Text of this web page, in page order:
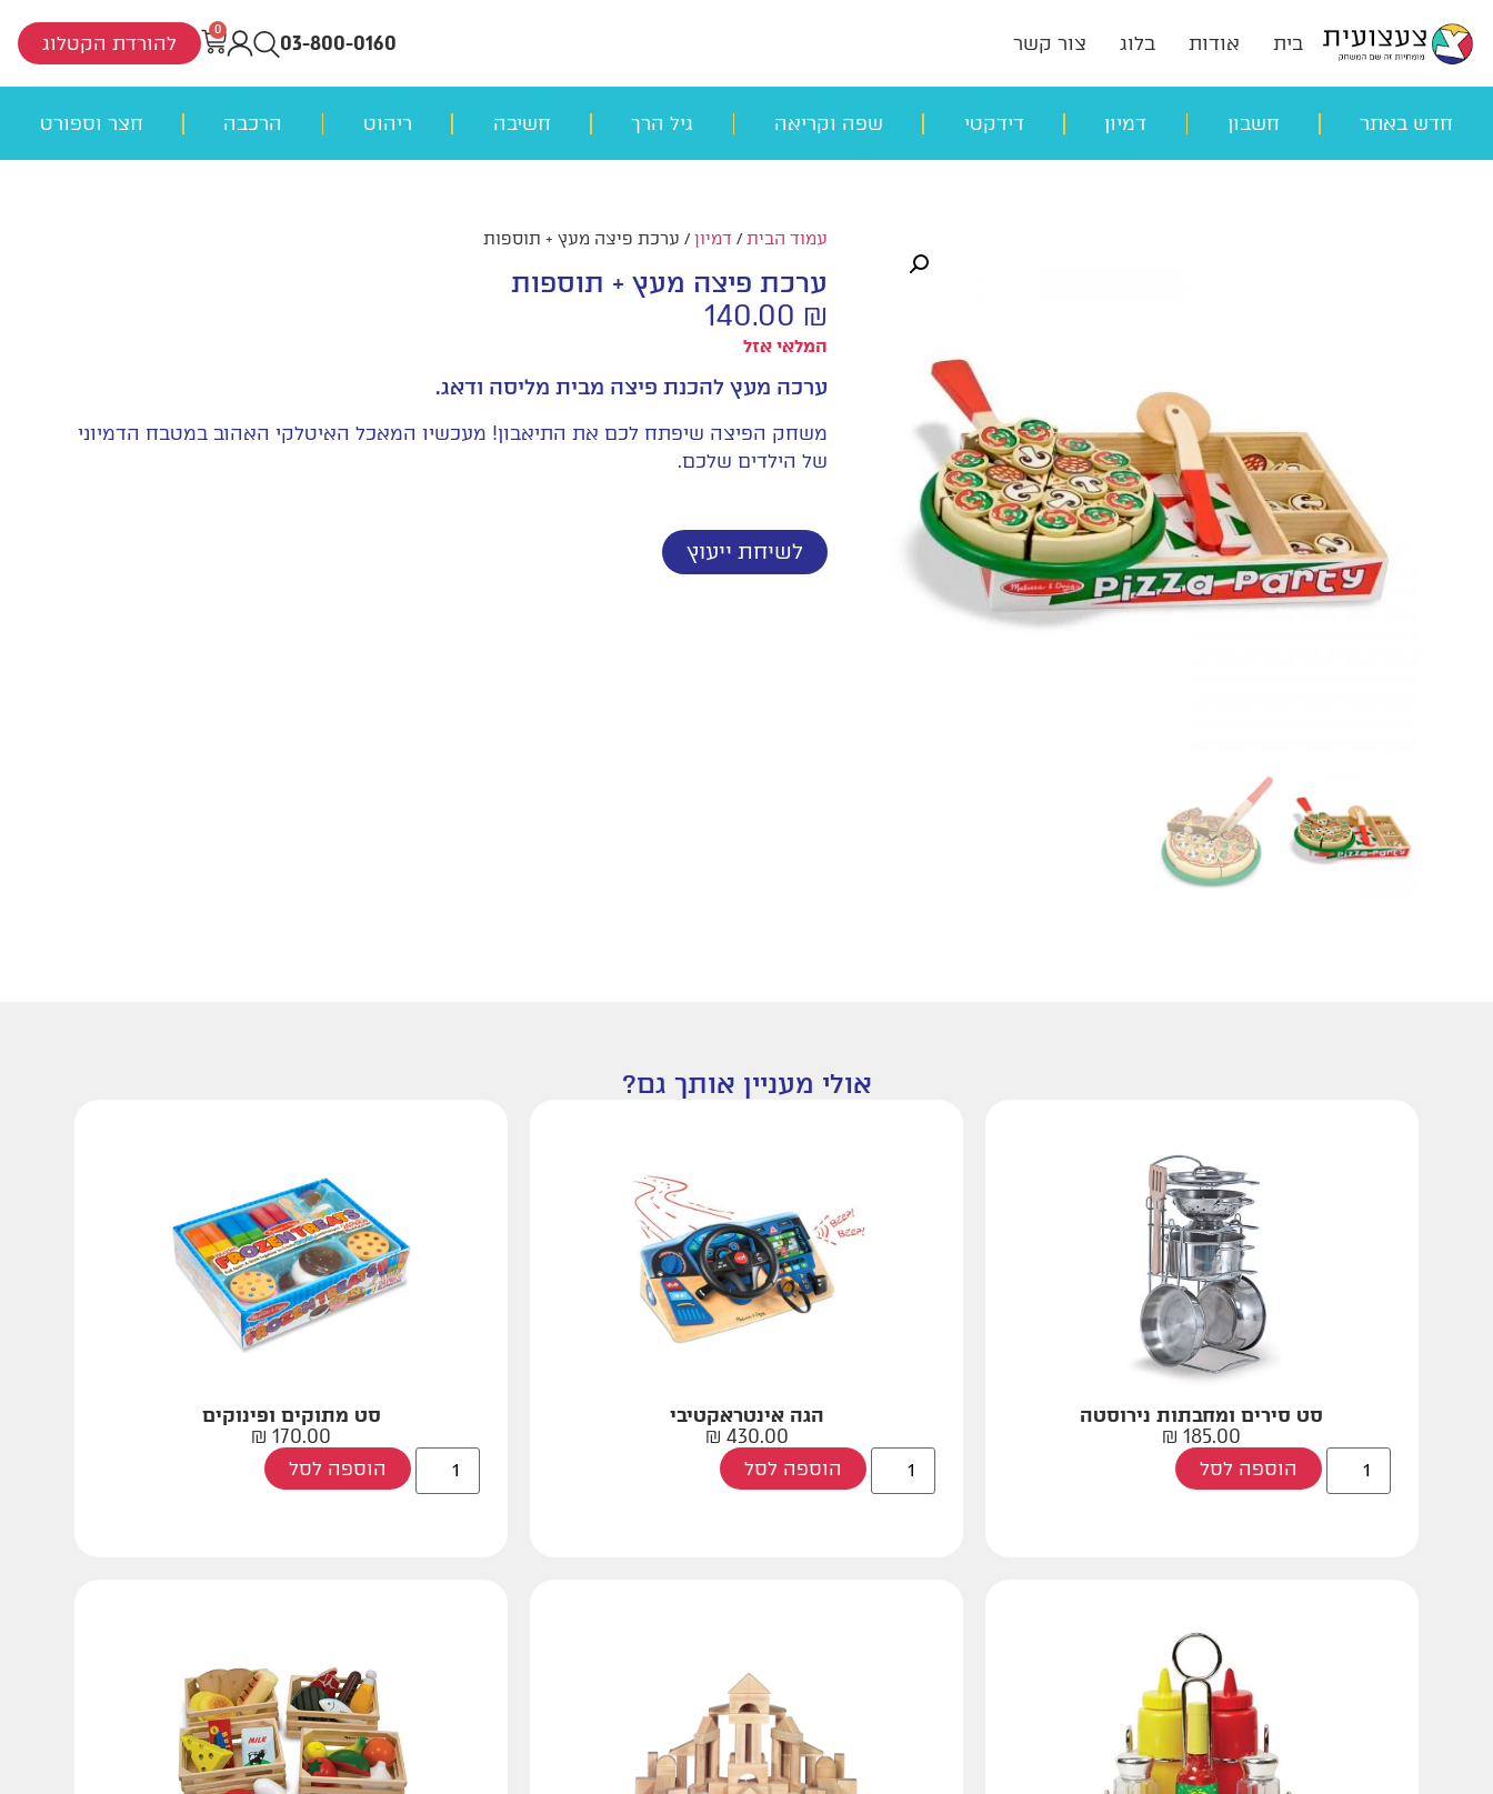
בית אודות בלוג צור קשר 03-800-0160
0
להורדת הקטלוג
חדש באתר חשבון דמיון דידקטי שפה וקריאה גיל הרך חשיבה ריהוט הרכבה חצר וספורט
עמוד הבית/ דמיון/ ערכת פיצה מעץ + תוספות
ערכת פיצה מעץ + תוספות
140.00 ₪
המלאי אזל
ערכה מעץ להכנת פיצה מבית מליסה ודאג.
משחק הפיצה שיפתח לכם את התיאבון! מעכשיו המאכל האיטלקי האהוב במטבח הדמיוני
של הילדים שלכם.
לשיחת ייעוץ
אולי מעניין אותך גם?
סט סירים ומחבתות נירוסטה
185.00
₪
הוספה לסל
הגה אינטראקטיבי
430.00
₪
הוספה לסל
סט מתוקים ופינוקים
170.00
₪
הוספה לסל